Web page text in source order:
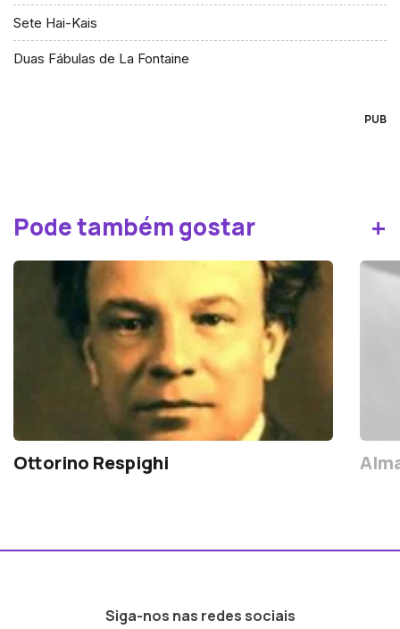
Sete Hai-Kais
Duas Fábulas de La Fontaine
PUB
Pode também gostar +
Ottorino Respighi
Siga-nos nas redes sociais